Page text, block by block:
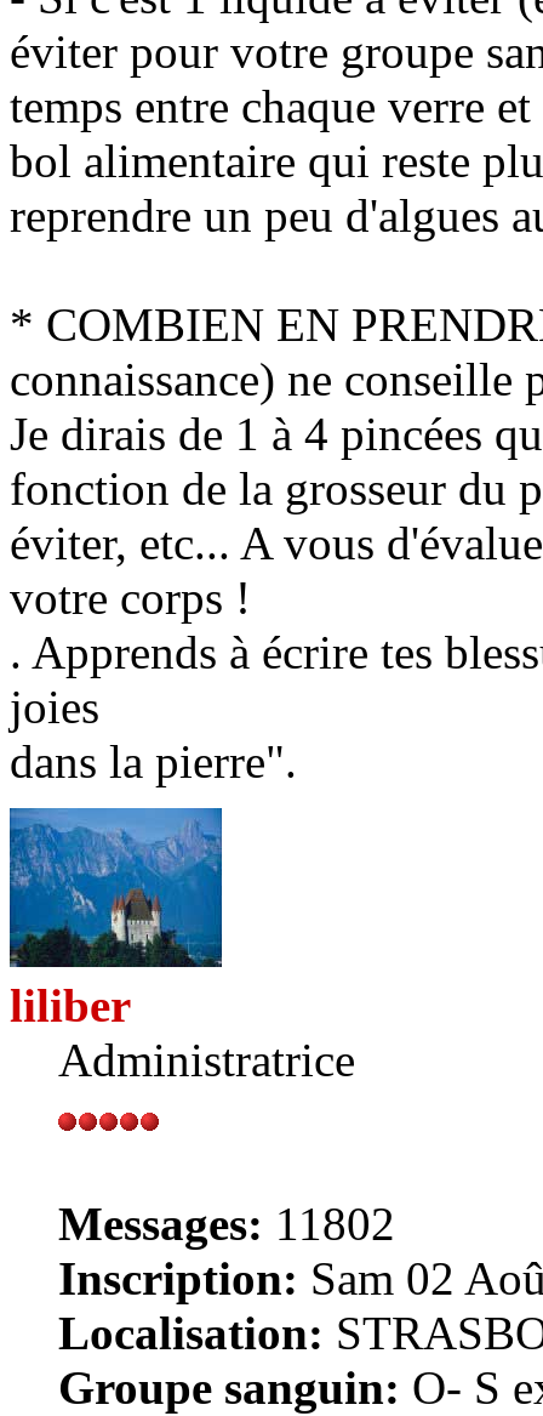
éviter pour votre groupe
temps entre chaque verre
bol alimentaire qui reste
reprendre un peu d'algues
* COMBIEN EN
connaissance) ne conseille
Je dirais de 1 à 4 pincées
fonction de la grosseur du
éviter, etc... A vous
votre corps !
. Apprends à écrire tes
joies
dans la pierre".
liliber
Administratrice
Messages: 11802
Inscription: Sam 02
Localisation:
Groupe sanguin: O- S